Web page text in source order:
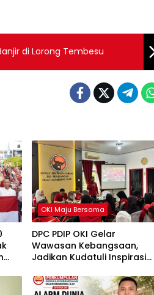
di Lorong Tembesu
OKI Maju Bersama
DPC PDIP OKI Gelar
Wawasan Kebangsaan,
Jadikan Kudatuli Inspirasi